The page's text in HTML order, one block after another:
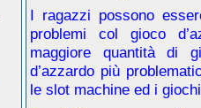
I ragazzi possono
problemi col gioco
maggiore quantità di
d’azzardo più
le slot machine ed i